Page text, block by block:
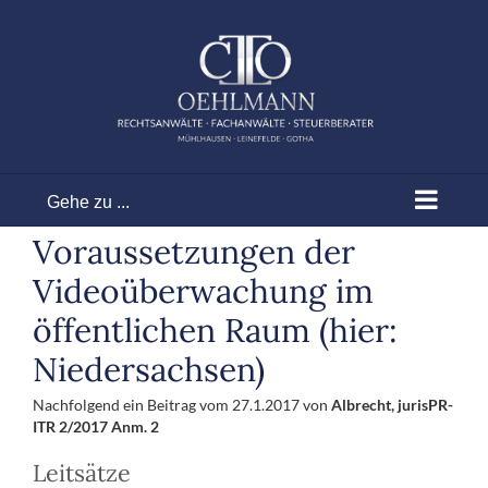
Gehe zu ...
Voraussetzungen der
Videoüberwachung im
öffentlichen Raum (hier:
Niedersachsen)
Nachfolgend ein Beitrag vom 27.1.2017 von Albrecht, jurisPR-
ITR 2/2017 Anm. 2
Leitsätze